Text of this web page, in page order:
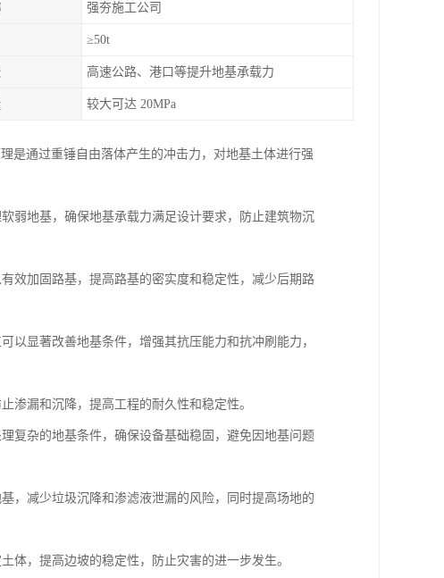
强夯施工公司
≥50t
高速公路、港口等提升地基承载力
较大可达 20MPa
是通过重锤自由落体产生的冲击力，对地基土体进行强
弱地基，确保地基承载力满足设计要求，防止建筑物沉
效加固路基，提高路基的密实度和稳定性，减少后期路
以显著改善地基条件，增强其抗压能力和抗冲刷能力，
渗漏和沉降，提高工程的耐久性和稳定性。
复杂的地基条件，确保设备基础稳固，避免因地基问题
，减少垃圾沉降和渗滤液泄漏的风险，同时提高场地的
体，提高边坡的稳定性，防止灾害的进一步发生。